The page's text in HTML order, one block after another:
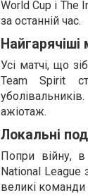
World Cup і The
за останній час.
Найгарячіші
Усі матчі, що
Team Spirit
ажіотаж.
Локальні
Попри війну, в
National League
великі команди